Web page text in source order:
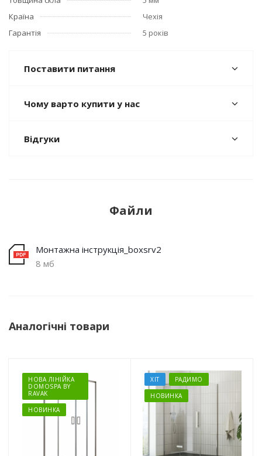
Країна
Чехія
Гарантія
5 років
Поставити питання
Чому варто купити у нас
Відгуки
Файли
Монтажна інструкція_boxsrv2
8 мб
Аналогічні товари
НОВА ЛІНІЙКА
DOMOSPA BY
RAVAK
НОВИНКА
ХІТ
РАДИМО
НОВИНКА